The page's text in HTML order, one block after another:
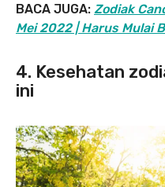
BACA JUGA: Zodiak
Mei 2022 | Harus Mulai
4. Kesehatan
ini